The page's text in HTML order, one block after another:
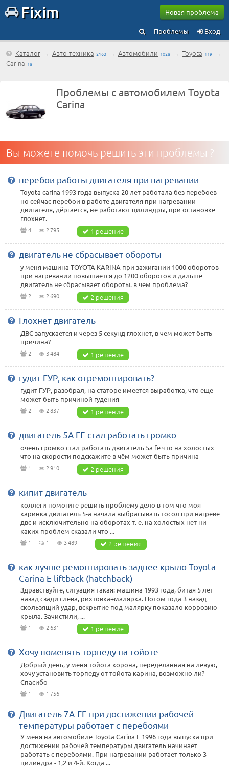
Fixim Новая проблема
Вход
Проблемы
Каталог → Авто-техника 2163 → Автомобили 1028 → Toyota 119 →
Carina 18
Проблемы с автомобилем Toyota
Carina
Вы можете помочь решить эти проблемы ?
перебои работы двигателя при нагревании
Toyota carina 1993 года выпуска 20 лет работала без перебоев
но сейчас перебои в работе двигателя при нагревании
двигателя, дёргается, не работают цилиндры, при остановке
глохнет.
4 2 795 1 решение
двигатель не сбрасывает обороты
у меня машина TOYOTA KARINA при зажигании 1000 оборотов
при нагревании повышается до 1200 оборотов и дальше
двигатель не сбрасывает обороты. в чем проблема?
2 2 690 2 решения
Глохнет двигатель
ДВС запускается и через 5 секунд глохнет, в чем может быть
причина?
2 3 484 1 решение
гудит ГУР, как отремонтировать?
гудит ГУР, разобрал, на статоре имеется выработка, что еще
может быть причиной гудения
2 2 837 1 решение
двигатель 5A FE стал работать громко
очень громко стал работать двигатель 5a fe что на холостых
что на скорости подскажите в чём может быть причина
1 2 910 2 решения
кипит двигатель
коллеги помогите решить проблему дело в том что моя
каринка двигатель 5-а начала выбрасывать тосол при нагреве
двс и исключительно на оборотах т. е. на холостых нет ни
каких проблем сказали что ...
1 1 3 489 2 решения
как лучше ремонтировать заднее крыло Toyota
Carina E liftback (hatchback)
Здравствуйте, ситуация такая: машина 1993 года, битая 5 лет
назад сзади слева, рихтовка+малярка. Потом года 3 назад
скользящий удар, вскрытие под малярку показало коррозию
крыла. Зачистили, ...
1 2 631 1 решение
Хочу поменять торпеду на тойоте
Добрый день, у меня тойота корона, переделанная на левую,
хочу установить торпеду от тойота карина, возможно ли?
Спасибо
1 1 756
Двигатель 7A-FE при достижении рабочей
температуры работает с перебоями
У меня на автомобиле Toyota Carina Е 1996 года выпуска при
достижении рабочей температуры двигатель начинает
работать с перебоями. При нагревании работает только 3
цилиндра - 1,2 и 4-й. Когда ...